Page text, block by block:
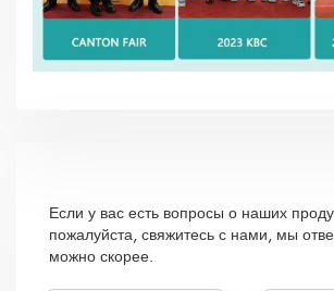
Если у вас есть вопросы о наших
пожалуйста, свяжитесь с нами, мы
можно скорее.